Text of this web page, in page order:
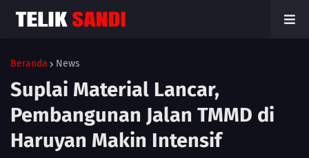
Beranda News
Suplai Material Lancar,
Pembangunan Jalan TMMD di
Haruyan Makin Intensif